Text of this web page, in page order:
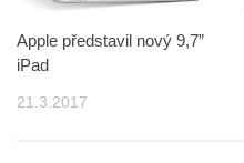
Apple představil nový 9,7”
iPad
21.3.2017